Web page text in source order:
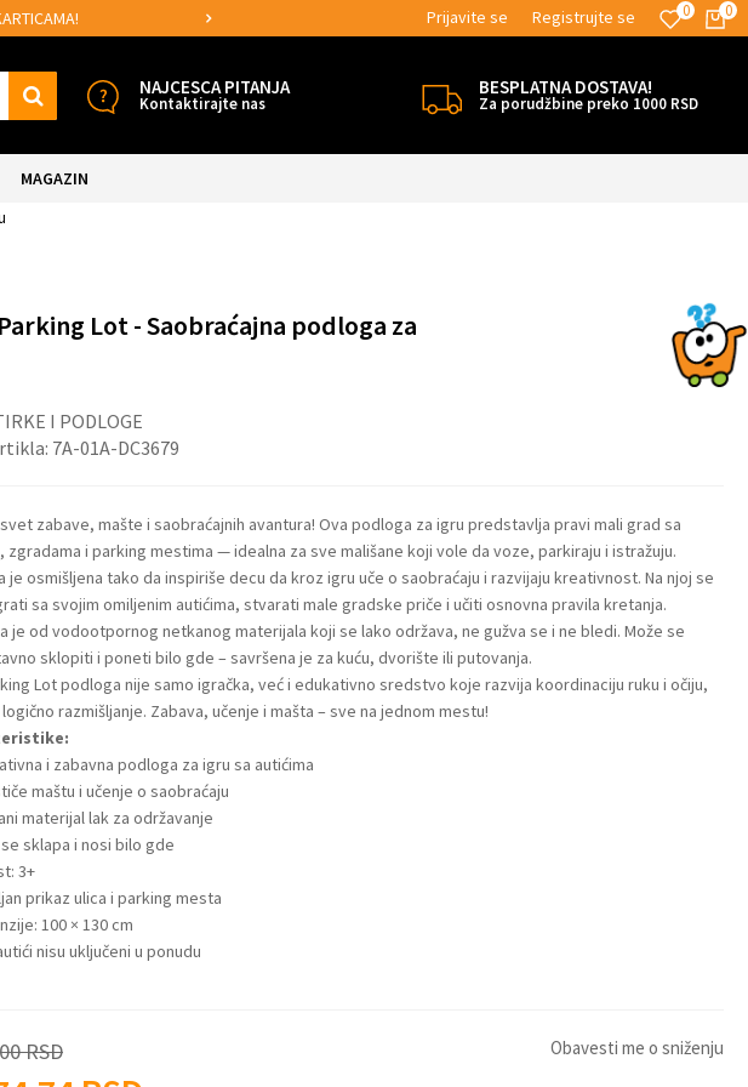
MOGUĆNOST BESPLATNE ISPORUKE! MOGUĆNOST ISPORUKE ZA
0
0
Prijavite se Registrujte se
NAJCESCA PITANJA
Kontaktirajte nas
BESPLATNA DOSTAVA!
Za porudžbine preko 1000 RSD
MAGAZIN
Lot - Saobraćajna podloga za
I PODLOGE
7A-01A-DC3679
zabave, mašte i saobraćajnih avantura! Ova podloga za igru predstavlja pravi mali grad sa
zgradama i parking mestima — idealna za sve mališane koji vole da voze, parkiraju i istražuju.
je osmišljena tako da inspiriše decu da kroz igru uče o saobraćaju i razvijaju kreativnost. Na njoj se
sa svojim omiljenim autićima, stvarati male gradske priče i učiti osnovna pravila kretanja.
je od vodootpornog netkanog materijala koji se lako održava, ne gužva se i ne bledi. Može se
sklopiti i poneti bilo gde – savršena je za kuću, dvorište ili putovanja.
Lot podloga nije samo igračka, već i edukativno sredstvo koje razvija koordinaciju ruku i očiju,
razmišljanje. Zabava, učenje i mašta – sve na jednom mestu!
i zabavna podloga za igru sa autićima
maštu i učenje o saobraćaju
materijal lak za održavanje
sklapa i nosi bilo gde
3+
prikaz ulica i parking mesta
100 × 130 cm
nisu uključeni u ponudu
RSD Obavesti me o sniženju